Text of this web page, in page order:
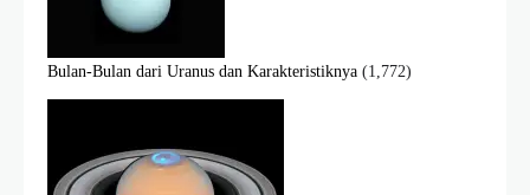
Bulan-Bulan dari Uranus dan Karakteristiknya (1,772)